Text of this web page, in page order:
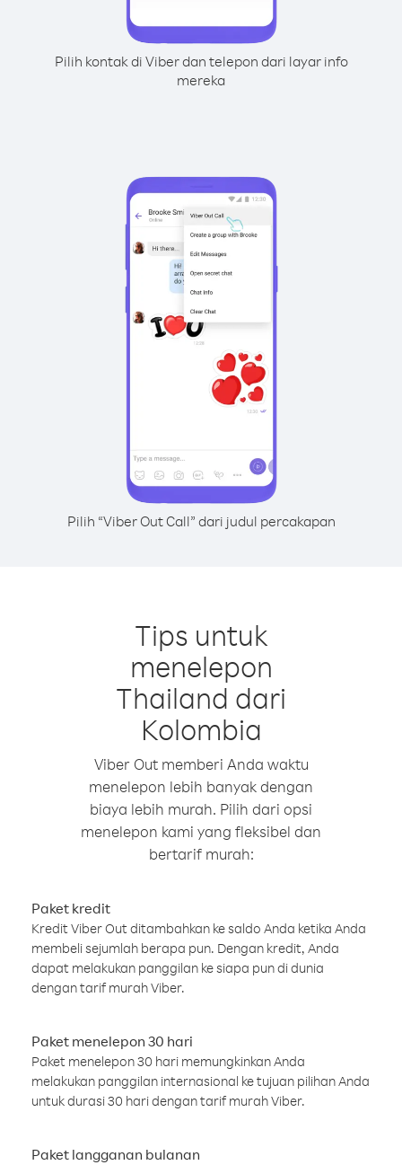
Pilih kontak di Viber dan telepon dari layar info
mereka
Pilih “Viber Out Call” dari judul percakapan
Tips untuk
menelepon
Thailand dari
Kolombia
Viber Out memberi Anda waktu
menelepon lebih banyak dengan
biaya lebih murah. Pilih dari opsi
menelepon kami yang fleksibel dan
bertarif murah:
Paket kredit
Kredit Viber Out ditambahkan ke saldo Anda ketika Anda
membeli sejumlah berapa pun. Dengan kredit, Anda
dapat melakukan panggilan ke siapa pun di dunia
dengan tarif murah Viber.
Paket menelepon 30 hari
Paket menelepon 30 hari memungkinkan Anda
melakukan panggilan internasional ke tujuan pilihan Anda
untuk durasi 30 hari dengan tarif murah Viber.
Paket langganan bulanan